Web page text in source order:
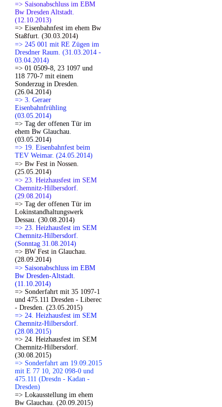
=> Saisonabschluss im EBM
Bw Dresden Altstadt.
(12.10.2013)
=> Eisenbahnfest im ehem Bw
Staßfurt. (30.03.2014)
=> 245 001 mit RE Zügen im
Dresdner Raum. (31.03.2014 -
03.04.2014)
=> 01 0509-8, 23 1097 und
118 770-7 mit einem
Sonderzug in Dresden.
(26.04.2014)
=> 3. Geraer
Eisenbahnfrühling
(03.05.2014)
=> Tag der offenen Tür im
ehem Bw Glauchau.
(03.05.2014)
=> 19. Eisenbahnfest beim
TEV Weimar. (24.05.2014)
=> Bw Fest in Nossen.
(25.05.2014)
=> 23. Heizhausfest im SEM
Chemnitz-Hilbersdorf.
(29.08.2014)
=> Tag der offenen Tür im
Lokinstandhaltungswerk
Dessau. (30.08.2014)
=> 23. Heizhausfest im SEM
Chemnitz-Hilbersdorf.
(Sonntag 31.08.2014)
=> BW Fest in Glauchau.
(28.09.2014)
=> Saisonabschluss im EBM
Bw Dresden-Altstadt.
(11.10.2014)
=> Sonderfahrt mit 35 1097-1
und 475.111 Dresden - Liberec
- Dresden. (23.05.2015)
=> 24. Heizhausfest im SEM
Chemnitz-Hilbersdorf.
(28.08.2015)
=> 24. Heizhausfest im SEM
Chemnitz-Hilbersdorf.
(30.08.2015)
=> Sonderfahrt am 19.09.2015
mit E 77 10, 202 098-0 und
475.111 (Dresdn - Kadan -
Dresden)
=> Lokausstellung im ehem
Bw Glauchau. (20.09.2015)